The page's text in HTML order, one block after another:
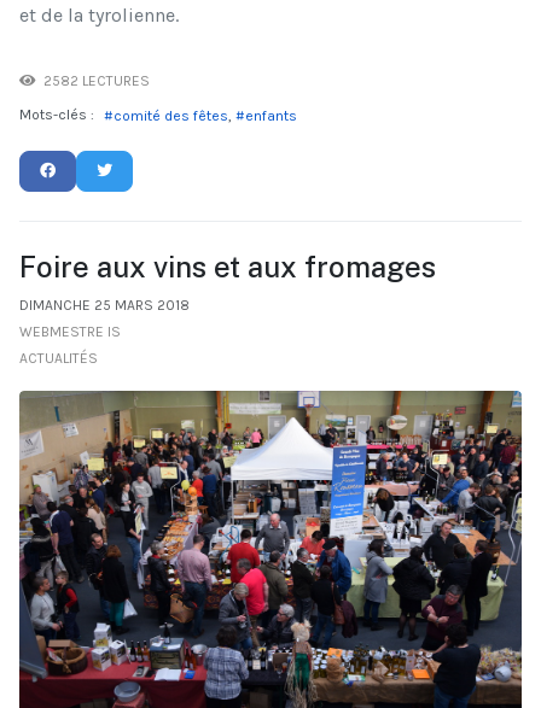
et de la tyrolienne.
2582 LECTURES
Mots-clés :
comité des fêtes enfants
Foire aux vins et aux fromages
DIMANCHE 25 MARS 2018
WEBMESTRE IS
ACTUALITÉS